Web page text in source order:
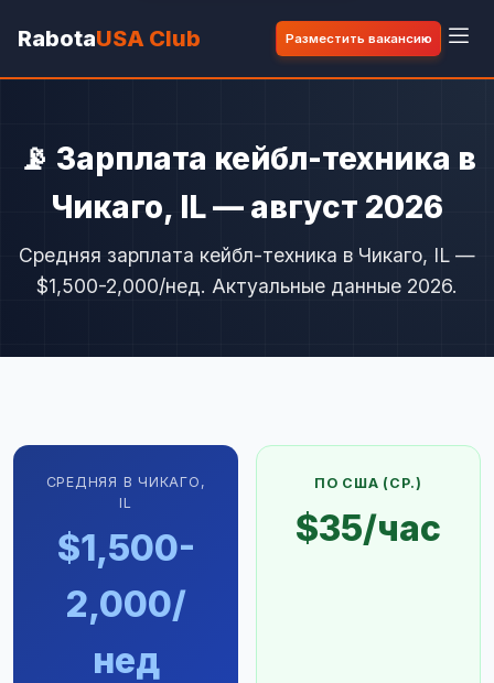
RabotaUSA Club Разместить вакансию
📡 Зарплата кейбл-техника в
Чикаго, IL — август 2026
Средняя зарплата кейбл-техника в Чикаго, IL —
$1,500-2,000/нед. Актуальные данные 2026.
СРЕДНЯЯ В ЧИКАГО,
IL
$1,500-
2,000/
нед
ПО США (СР.)
$35/час